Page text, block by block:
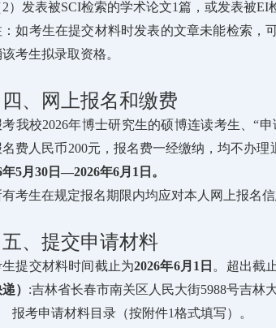
2）发表被SCI检索的学术论文1篇，或发表被
：如考生在提交材料时发表的文章未能检索，
考生拟录取资格。
四、网上报名和缴费
考我校2026年博士研究生的硕博连读考生、“
费人民币200元，报名费一经缴纳，均不办
年5月30日—2026年6月1日。
有考生在规定报名期限内均应对本人网上报名
五、提交申请材料
生提交材料时间截止为2026年6月1日 。超出截
） :吉林省长春市南关区人民大街5988号吉林
报考申请材料目录（按附件1格式填写）。